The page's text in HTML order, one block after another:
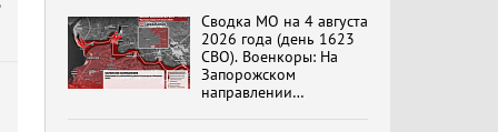
К ГРАЖДАНАМ
РОССИИ! Обращение
Сводка МО на 4 августа
2026 года (день 1623
СВО). Военкоры: На
Запорожском
направлении